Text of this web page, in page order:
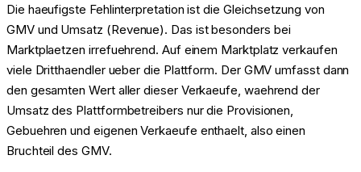
Die haeufigste Fehlinterpretation ist die Gleichsetzung von
GMV und Umsatz (Revenue). Das ist besonders bei
Marktplaetzen irrefuehrend. Auf einem Marktplatz verkaufen
viele Dritthaendler ueber die Plattform. Der GMV umfasst dann
den gesamten Wert aller dieser Verkaeufe, waehrend der
Umsatz des Plattformbetreibers nur die Provisionen,
Gebuehren und eigenen Verkaeufe enthaelt, also einen
Bruchteil des GMV.